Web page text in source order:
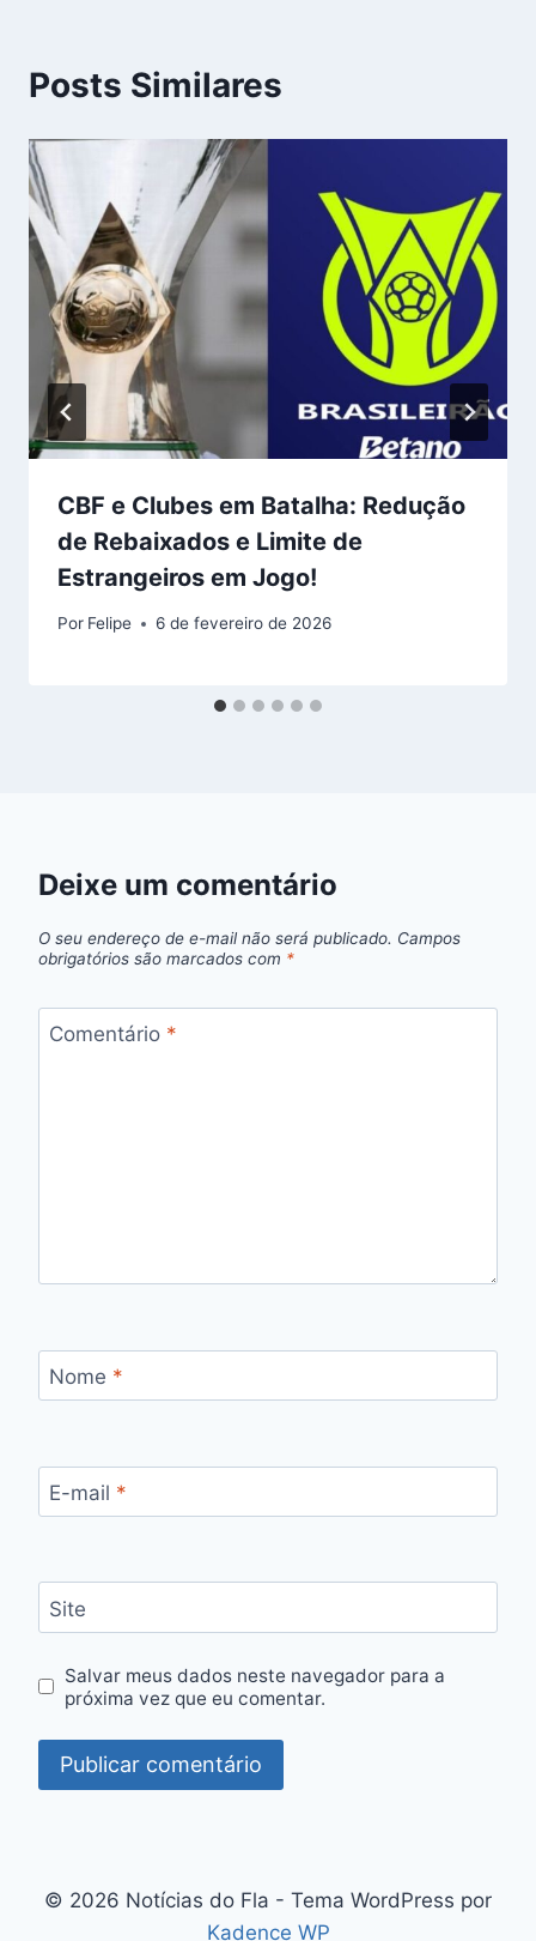
Posts Similares
CBF e Clubes em Batalha: Redução
de Rebaixados e Limite de
Estrangeiros em Jogo!
Por Felipe 6 de fevereiro de 2026
Deixe um comentário
O seu endereço de e-mail não será publicado. Campos
obrigatórios são marcados com *
Comentário *
Nome *
E-mail *
Site
Salvar meus dados neste navegador para a
próxima vez que eu comentar.
© 2026 Notícias do Fla - Tema WordPress por
Kadence WP